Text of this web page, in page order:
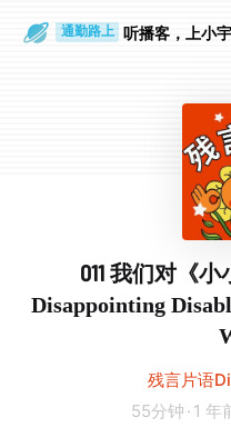
通勤路上 听播客，上小
011 我们对《
Disappointing
残言片语
55分钟 · 1 年